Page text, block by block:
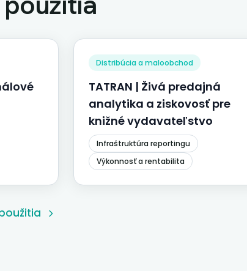
Distribúcia a maloobchod
TATRAN | Živá predajná
analytika a ziskovosť pre
knižné vydavateľstvo
Infraštruktúra reportingu
Výkonnosť a rentabilita